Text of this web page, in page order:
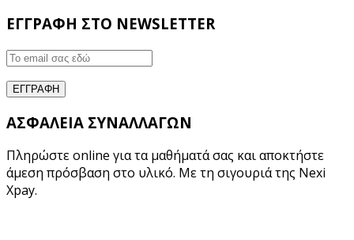
ΕΓΓΡΑΦΗ ΣΤΟ NEWSLETTER
ΑΣΦΑΛΕΙΑ ΣΥΝΑΛΛΑΓΩΝ
Πληρώστε online για τα μαθήματά σας και αποκτήστε
άμεση πρόσβαση στο υλικό. Με τη σιγουριά της Nexi
Xpay.